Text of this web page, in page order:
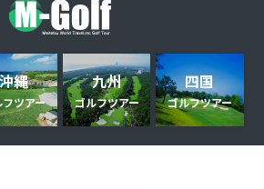
縄
フツアー
九州
ゴルフツアー
四国
ゴルフツアー